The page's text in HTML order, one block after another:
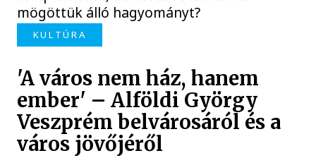
mögöttük álló hagyományt?
KULTÚRA
'A város nem ház, hanem
ember' – Alföldi György
Veszprém belvárosáról és a
város jövőjéről